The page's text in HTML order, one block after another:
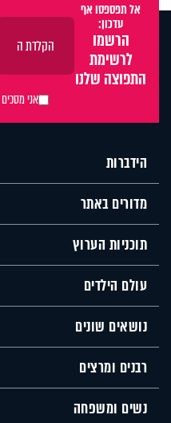
אל תפספסו אף
עדכון:
הרשמו
לרשימת
התפוצה שלנו
אני מסכים
הידברות
מדורים באתר
תוכניות הערוץ
עולם הילדים
נושאים שונים
רבנים ומרצים
נשים ומשפחה